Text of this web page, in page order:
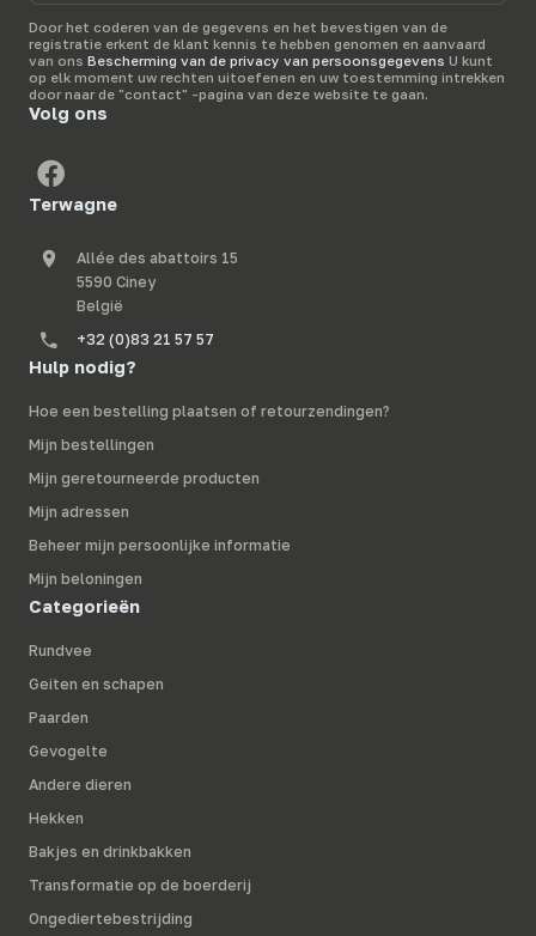
mail
in
Door het coderen van de gegevens en het bevestigen van de
registratie erkent de klant kennis te hebben genomen en aanvaard
van ons Bescherming van de privacy van persoonsgegevens U kunt
op elk moment uw rechten uitoefenen en uw toestemming intrekken
door naar de "contact" -pagina van deze website te gaan.
Volg ons
Terwagne
Allée des abattoirs 15
5590 Ciney
België
+32 (0)83 21 57 57
Hulp nodig?
Hoe een bestelling plaatsen of retourzendingen?
Mijn bestellingen
Mijn geretourneerde producten
Mijn adressen
Beheer mijn persoonlijke informatie
Mijn beloningen
Categorieën
Rundvee
Geiten en schapen
Paarden
Gevogelte
Andere dieren
Hekken
Bakjes en drinkbakken
Transformatie op de boerderij
Ongediertebestrijding